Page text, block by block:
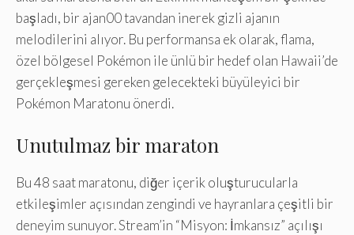
başladı, bir ajan00 tavandan inerek gizli ajanın
melodilerini alıyor. Bu performansa ek olarak, flama,
özel bölgesel Pokémon ile ünlü bir hedef olan Hawaii’de
gerçekleşmesi gereken gelecekteki büyüleyici bir
Pokémon Maratonu önerdi.
Unutulmaz bir maraton
Bu 48 saat maratonu, diğer içerik oluşturucularla
etkileşimler açısından zengindi ve hayranlara çeşitli bir
deneyim sunuyor. Stream’in “Misyon: İmkansız” açılışı